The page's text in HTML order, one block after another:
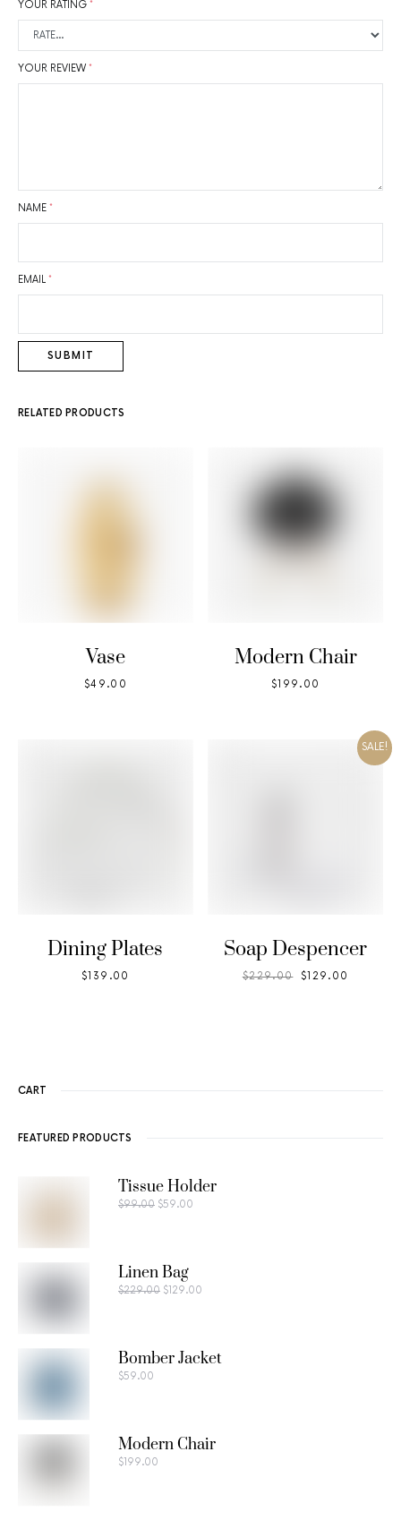
YOUR RATING *
YOUR REVIEW *
NAME *
EMAIL *
RELATED PRODUCTS
Vase
$49.00
Modern Chair
$199.00
Dining Plates
$139.00
SALE!
Soap Despencer
$229.00 $129.00
CART
FEATURED PRODUCTS
Tissue Holder
$99.00 $59.00
Linen Bag
$229.00 $ 129.00
Bomber Jacket
$59.00
Modern Chair
$ 199.00